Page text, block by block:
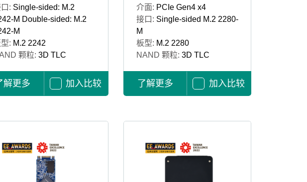
: Single-sided: M.2
M Double-sided: M.2
M
: M.2 2242
颗粒: 3D TLC
解更多 加入比较
介面: PCIe Gen4 x4
接口: Single-sided M.2 2280-
M
板型: M.2 2280
NAND 颗粒: 3D TLC
了解更多 加入比较